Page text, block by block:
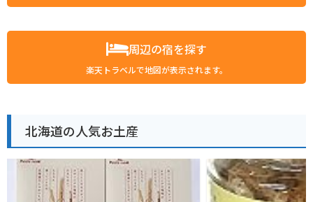
周辺の宿を探す
楽天トラベルで地図が表示されます。
北海道の人気お土産